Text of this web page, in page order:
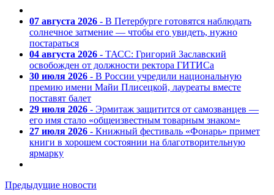
07 августа 2026 - В Петербурге готовятся наблюдать
солнечное затмение — чтобы его увидеть, нужно
постараться
04 августа 2026 - ТАСС: Григорий Заславский
освобожден от должности ректора ГИТИСа
30 июля 2026 - В России учредили национальную
премию имени Майи Плисецкой, лауреаты вместе
поставят балет
29 июля 2026 - Эрмитаж защитится от самозванцев —
его имя стало «общеизвестным товарным знаком»
27 июля 2026 - Книжный фестиваль «Фонарь» примет
книги в хорошем состоянии на благотворительную
ярмарку
Предыдущие новости